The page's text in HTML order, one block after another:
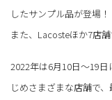
したサンプル品が登場！
また、Lacosteほか7店
2022年は6月10日～19
じめさまざまな店舗で